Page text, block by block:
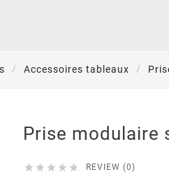
Accessoires tableaux
Prise modulaire
     REVIEW (0)